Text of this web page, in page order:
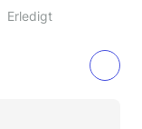
Erledigt